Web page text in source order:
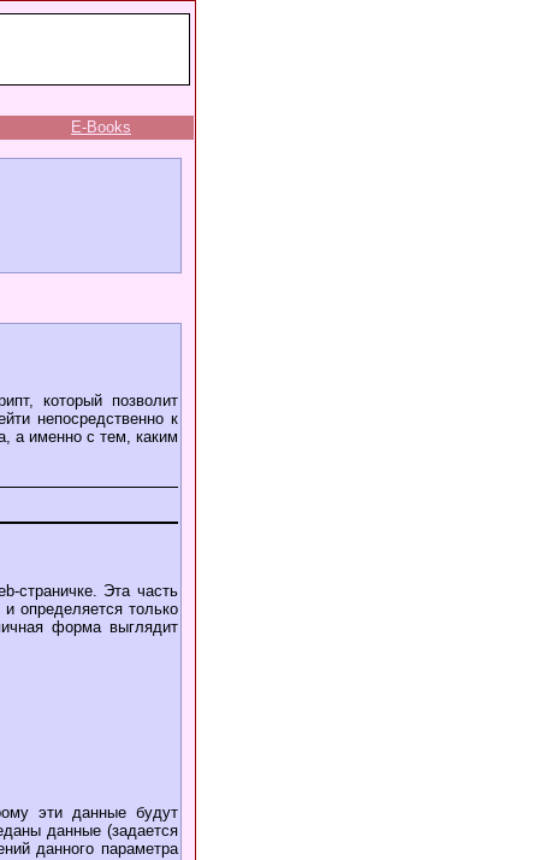
E-Books
который позволит
непосредственно к
а именно с тем, каким
страничке. Эта часть
определяется только
форма выглядит
эти данные будут
данные (задается
данного параметра